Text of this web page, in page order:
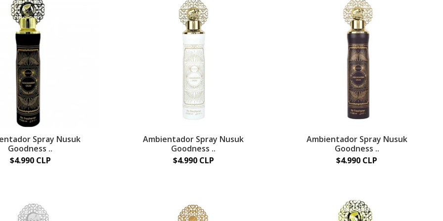
Spray Nusuk
Goodness ..
$4.990 CLP
Ambientador Spray Nusuk
Goodness ..
$4.990 CLP
Ambientador Spray Nusuk
Goodness ..
$4.990 CLP